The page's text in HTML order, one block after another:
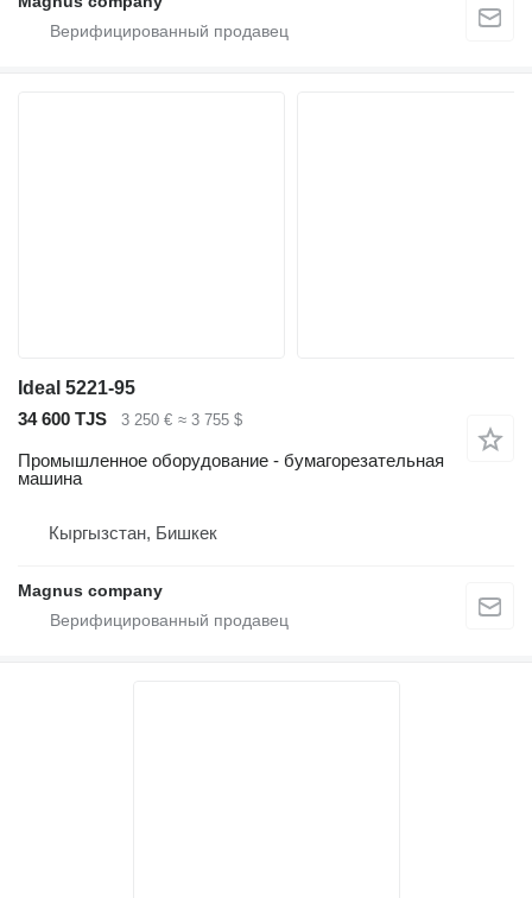
Ideal 5221-95
34 600 TJS
3 250 € ≈ 3 755 $
Промышленное оборудование - бумагорезательная
машина
Кыргызстан, Бишкек
Magnus company